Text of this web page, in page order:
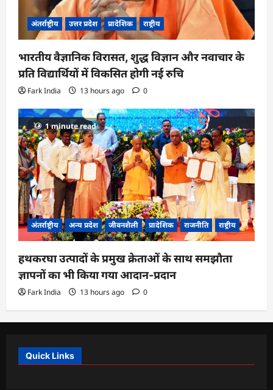
अंतर्राष्ट्रीय उत्तर प्रदेश प्रादेशिक राष्ट्रीय
भारतीय वैज्ञानिक विरासत, शुद्ध विज्ञान और नवाचार के
प्रति विद्यार्थियों में विकसित होगी नई रुचि
Fark India 13 hours ago 0
1 minute read
अंतर्राष्ट्रीय अन्य प्रदेश जीवनशैली प्रादेशिक राजनीति राष्ट्रीय
हथकरघा उत्पादों के प्रमुख क्रेताओं के साथ समझौता
ज्ञापनों का भी किया गया आदान-प्रदान
Fark India 13 hours ago 0
Quick Links